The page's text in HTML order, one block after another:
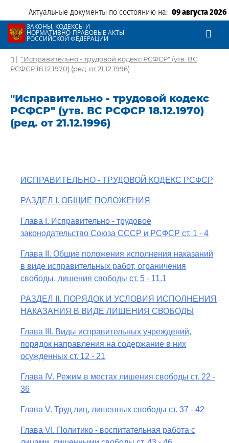
Актуальные документы по состоянию на: 09 августа 2026
ЗАКОНЫ, КОДЕКСЫ И
НОРМАТИВНО-ПРАВОВЫЕ АКТЫ
РОССИЙСКОЙ ФЕДЕРАЦИИ
| "Исправительно - трудовой кодекс РСФСР" (утв. ВС
РСФСР 18.12.1970) (ред. от 21.12.1996)
"Исправительно - трудовой кодекс
РСФСР" (утв. ВС РСФСР 18.12.1970)
(ред. от 21.12.1996)
ИСПРАВИТЕЛЬНО - ТРУДОВОЙ КОДЕКС РСФСР
РАЗДЕЛ I. ОБЩИЕ ПОЛОЖЕНИЯ
Глава I. Исправительно - трудовое
законодательство Союза СССР и РСФСР ст. 1 - 4
Глава II. Общие положения исполнения наказаний
в виде исправительных работ, ограничения
свободы, лишения свободы ст. 5 - 11.1
РАЗДЕЛ II. ПОРЯДОК И УСЛОВИЯ ИСПОЛНЕНИЯ
НАКАЗАНИЯ В ВИДЕ ЛИШЕНИЯ СВОБОДЫ
Глава III. Виды исправительных учреждений,
порядок направления на содержание в них
осужденных ст. 12 - 21
Глава IV. Режим в местах лишения свободы ст. 22 -
36
Глава V. Труд лиц, лишенных свободы ст. 37 - 42
Глава VI. Политико - воспитательная работа с